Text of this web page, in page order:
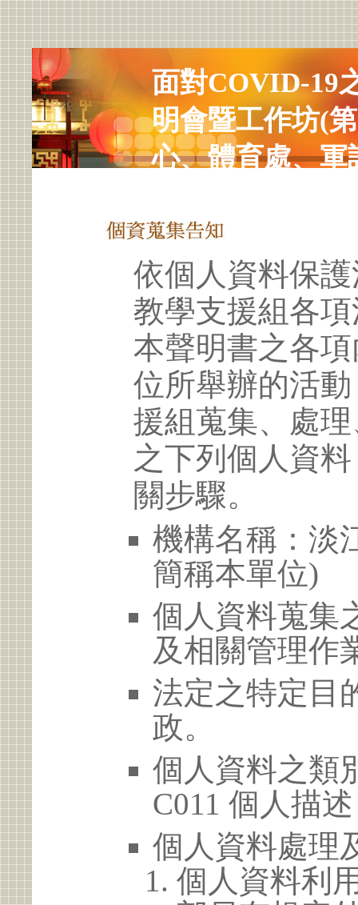
面對COVID-19
明會暨工作坊(
心、體育處、軍
依個人資料保
教學支援組各
本聲明書之各
位所舉辦的活
援組蒐集、處
之下列個人資
關步驟。
機構名稱：淡
簡稱本單位)
個人資料蒐集
及相關管理作
法定之特定目
政。
個人資料之類
C011 個人描述
個人資料處理
個人資料利